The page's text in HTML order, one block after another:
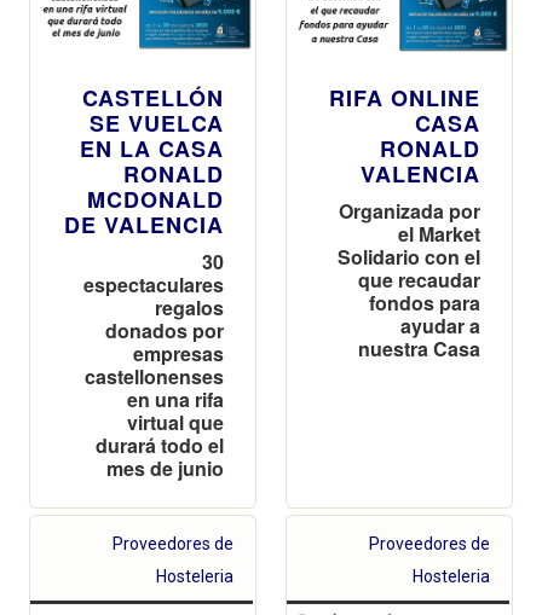
CASTELLÓN
SE VUELCA
EN LA CASA
RONALD
MCDONALD
DE VALENCIA
30
espectaculares
regalos
donados por
empresas
castellonenses
en una rifa
virtual que
durará todo el
mes de junio
RIFA ONLINE
CASA
RONALD
VALENCIA
Organizada por
el Market
Solidario con el
que recaudar
fondos para
ayudar a
nuestra Casa
Proveedores de
Hosteleria
Proveedores de
Hosteleria